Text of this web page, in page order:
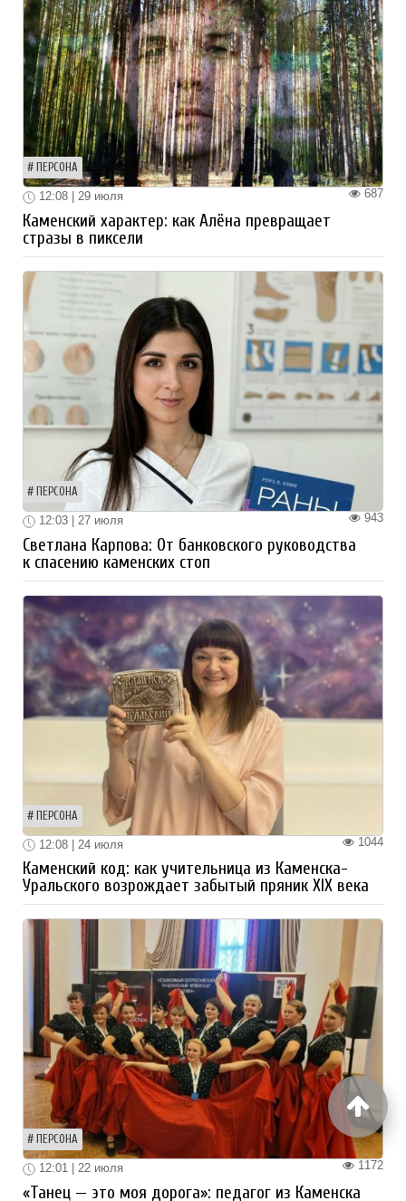
ПЕРСОНА
687
12:08 | 29 июля
Каменский характер: как Алёна превращает
стразы в пиксели
ПЕРСОНА
943
12:03 | 27 июля
Светлана Карпова: От банковского руководства
к спасению каменских стоп
ПЕРСОНА
1044
12:08 | 24 июля
Каменский код: как учительница из Каменска-
Уральского возрождает забытый пряник XIX века
ПЕРСОНА
1172
12:01 | 22 июля
«Танец — это моя дорога»: педагог из Каменска